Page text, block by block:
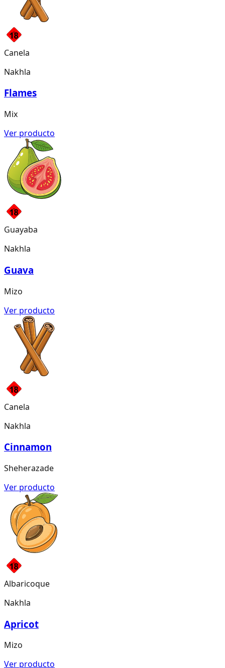
Canela
Nakhla
Flames
Mix
Ver producto
Guayaba
Nakhla
Guava
Mizo
Ver producto
Canela
Nakhla
Cinnamon
Sheherazade
Ver producto
Albaricoque
Nakhla
Apricot
Mizo
Ver producto